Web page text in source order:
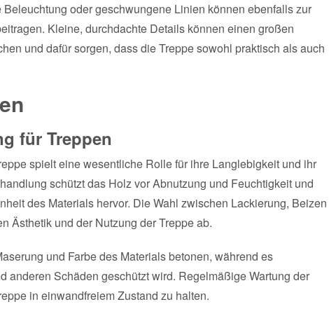
oder geschwungene Linien können ebenfalls zur
Kleine, durchdachte Details können einen großen
und dafür sorgen, dass die Treppe sowohl praktisch als auch
für Treppen
spielt eine wesentliche Rolle für ihre Langlebigkeit und ihr
schützt das Holz vor Abnutzung und Feuchtigkeit und
des Materials hervor. Die Wahl zwischen Lackierung, Beizen
Ästhetik und der Nutzung der Treppe ab.
und Farbe des Materials betonen, während es
anderen Schäden geschützt wird. Regelmäßige Wartung der
in einwandfreiem Zustand zu halten.